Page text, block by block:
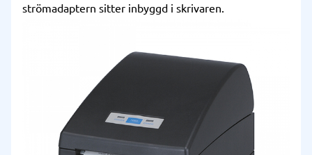
strömadaptern sitter inbyggd i skrivaren.